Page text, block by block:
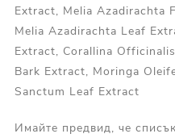
Extract, Melia Azadirachta
Melia Azadirachta Leaf
Extract, Corallina
Bark Extract, Moringa
Sanctum Leaf Extract
Имайте предвид, че